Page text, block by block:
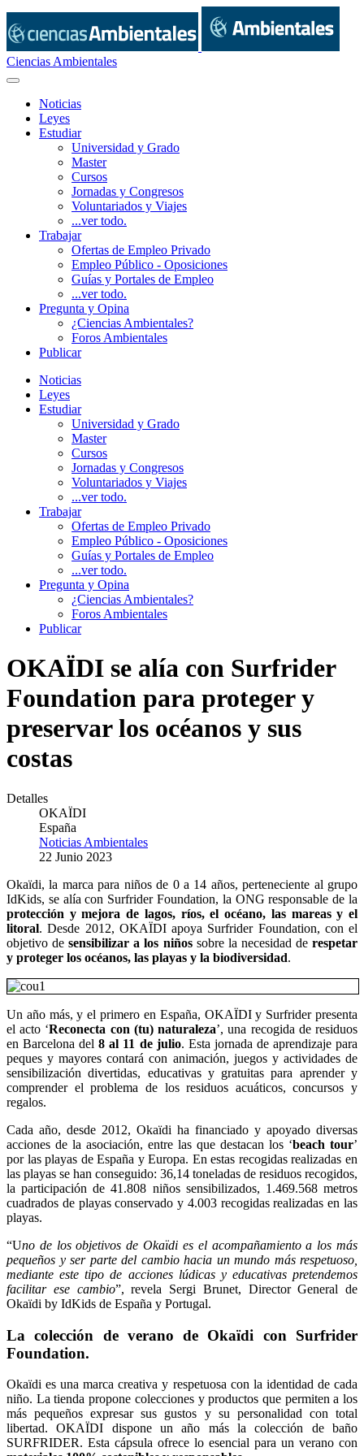
Ciencias Ambientales
Noticias
Leyes
Estudiar
Universidad y Grado
Master
Cursos
Jornadas y Congresos
Voluntariados y Viajes
...ver todo.
Trabajar
Ofertas de Empleo Privado
Empleo Público - Oposiciones
Guías y Portales de Empleo
...ver todo.
Pregunta y Opina
¿Ciencias Ambientales?
Foros Ambientales
Publicar
Noticias
Leyes
Estudiar
Universidad y Grado
Master
Cursos
Jornadas y Congresos
Voluntariados y Viajes
...ver todo.
Trabajar
Ofertas de Empleo Privado
Empleo Público - Oposiciones
Guías y Portales de Empleo
...ver todo.
Pregunta y Opina
¿Ciencias Ambientales?
Foros Ambientales
Publicar
OKAÏDI se alía con Surfrider
Foundation para proteger y
preservar los océanos y sus
costas
Detalles
OKAÏDI
España
Noticias Ambientales
22 Junio 2023
Okaïdi, la marca para niños de 0 a 14 años, perteneciente al grupo
IdKids, se alía con Surfrider Foundation, la ONG responsable de la
protección y mejora de lagos, ríos, el océano, las mareas y el
litoral. Desde 2012, OKAÏDI apoya Surfrider Foundation, con el
objetivo desensibilizar a los niños sobre la necesidad derespetar
y proteger los océanos, las playas y la biodiversidad.
Un año más, y el primero en España, OKAÏDI y Surfrider presenta
el acto ‘Reconecta con (tu) naturaleza’, una recogida de residuos
en Barcelona del 8 al 11 de julio. Esta jornada de aprendizaje para
peques y mayores contará con animación, juegos y actividades de
sensibilización divertidas, educativas y gratuitas para aprender y
comprender el problema de los residuos acuáticos, concursos y
regalos.
Cada año, desde 2012, Okaïdi ha financiado y apoyado diversas
acciones de la asociación, entre las que destacan los ‘beach tour’
por las playas de España y Europa. En estas recogidas realizadas en
las playas se han conseguido: 36,14 toneladas de residuos recogidos,
la participación de 41.808 niños sensibilizados, 1.469.568 metros
cuadrados de playas conservado y 4.003 recogidas realizadas en las
playas.
“Uno de los objetivos de Okaïdi es el acompañamiento a los más
pequeños y ser parte del cambio hacia un mundo más respetuoso,
mediante este tipo de acciones lúdicas y educativas pretendemos
facilitar ese cambio”, revela Sergi Brunet, Director General de
Okaïdi by IdKids de España y Portugal.
La colección de verano de Okaïdi con Surfrider
Foundation.
Okaïdi es una marca creativa y respetuosa con la identidad de cada
niño. La tienda propone colecciones y productos que permiten a los
más pequeños expresar sus gustos y su personalidad con total
libertad. OKAÏDI dispone un año más la colección de baño
SURFRIDER. Esta cápsula ofrece lo esencial para un verano con